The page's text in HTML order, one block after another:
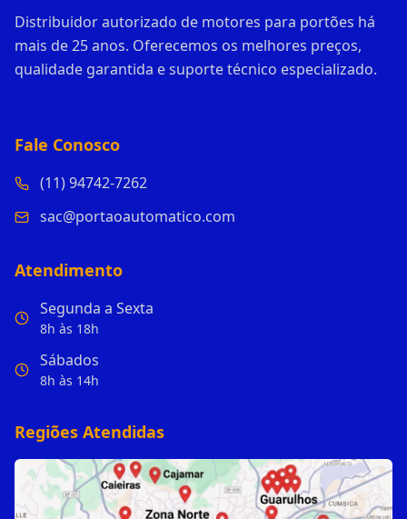
Distribuidor autorizado de motores para portões há
mais de 25 anos. Oferecemos os melhores preços,
qualidade garantida e suporte técnico especializado.
Fale Conosco
(11) 94742-7262
sac@portaoautomatico.com
Atendimento
Segunda a Sexta
8h às 18h
Sábados
8h às 14h
Regiões Atendidas